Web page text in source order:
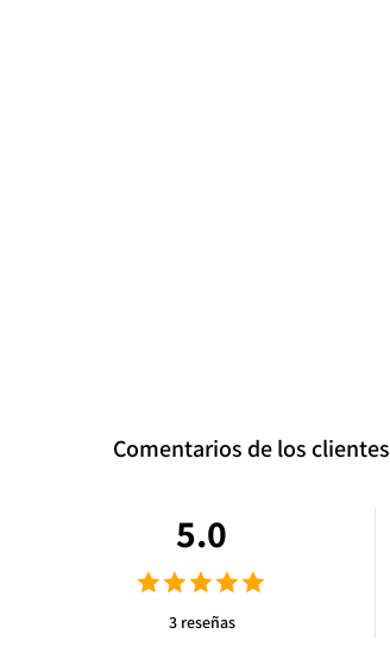
Comentarios de los clientes
5.0
3 reseñas